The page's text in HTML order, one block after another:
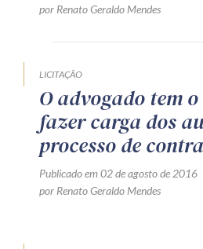
Av. Sete de
por Renato Geraldo Mendes
LICITAÇÃO
O advogado tem
fazer carga dos
processo de
Publicado em 02 de agosto de 2016
por Renato Geraldo Mendes